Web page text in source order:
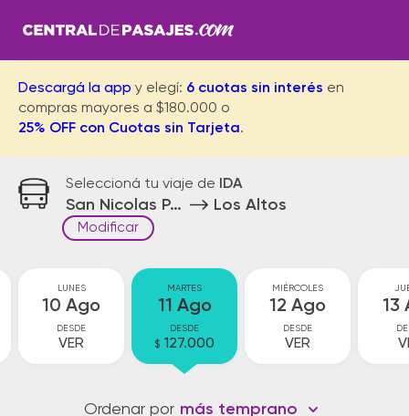
Descargá la app y elegí: 6 cuotas sin interés en
compras mayores a $180.000 o
25% OFF con Cuotas sin Tarjeta.
Seleccioná tu viaje de IDA
San Nicolas Parador Los Altos
Modificar
LUNES
10 Ago
DESDE
VER
MARTES
11 Ago
DESDE
$ 127.000
MIÉRCOLES
12 Ago
DESDE
VER
13
Ordenar por más temprano